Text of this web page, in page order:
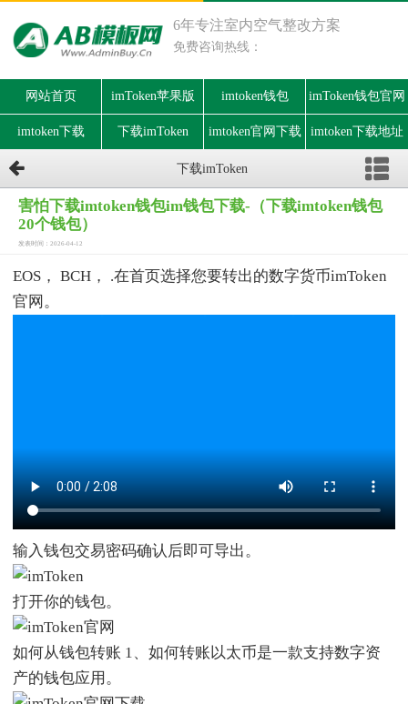
6年专注室内空气整改方案
免费咨询热线：
网站首页 imToken苹果版 imtoken钱包 imToken钱包官网
imtoken下载 下载imToken imtoken官网下载 imtoken下载地址
下载imToken
害怕下载imtoken钱包im钱包下载-（下载imtoken钱包
20个钱包）
发表时间：2026-04-12
EOS， BCH， .在首页选择您要转出的数字货币imToken
官网。
输入钱包交易密码确认后即可导出。
打开你的钱包。
如何从钱包转账 1、如何转账以太币是一款支持数字资
产的钱包应用。